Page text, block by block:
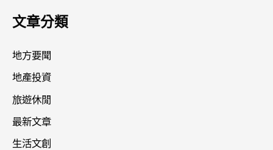
文章分類
地方要聞
地產投資
旅遊休閒
最新文章
生活文創